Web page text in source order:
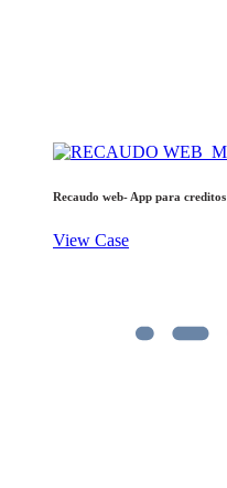
Recaudo web- App para creditos
View Case